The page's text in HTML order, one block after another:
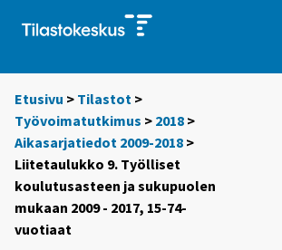
Etusivu > Tilastot >
Työvoimatutkimus > 2018 >
Aikasarjatiedot 2009-2018 >
Liitetaulukko 9. Työlliset
koulutusasteen ja sukupuolen
mukaan 2009 - 2017, 15-74-
vuotiaat